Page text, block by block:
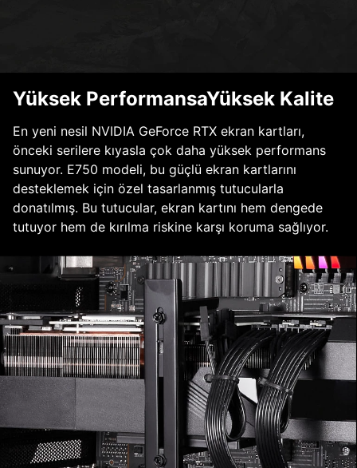
Yüksek PerformansaYüksek Kalite
En yeni nesil NVIDIA GeForce RTX ekran kartları,
önceki serilere kıyasla çok daha yüksek performans
sunuyor. E750 modeli, bu güçlü ekran kartlarını
desteklemek için özel tasarlanmış tutucularla
donatılmış. Bu tutucular, ekran kartını hem dengede
tutuyor hem de kırılma riskine karşı koruma sağlıyor.